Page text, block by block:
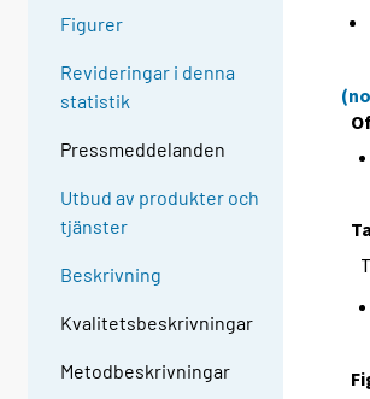
Figurer
Revideringar i denna
statistik
Pressmeddelanden
Utbud av produkter och
tjänster
Beskrivning
Kvalitetsbeskrivningar
Metodbeskrivningar